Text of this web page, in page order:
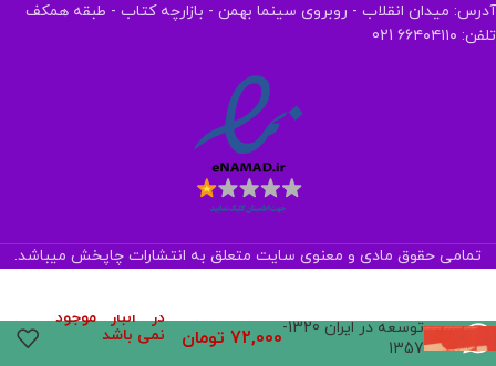
آدرس: میدان انقلاب - روبروی سینما بهمن - بازارچه کتاب - طبقه همکف
تلفن: ۶۶۴۰۴۱۱۰ 021
تمامی حقوق مادی و معنوی سایت متعلق به انتشارات چاپخش میباشد.
توسعه در ایران 1320-
1357
72,000 تومان
در انبار موجود
نمی باشد